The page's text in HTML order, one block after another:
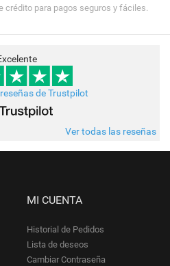
crédito para pagos seguros y fáciles.
de Trustpilot
Ver todas las reseñas
MI CUENTA
Historial de Pedidos
Lista de deseos
Cambiar Contraseña